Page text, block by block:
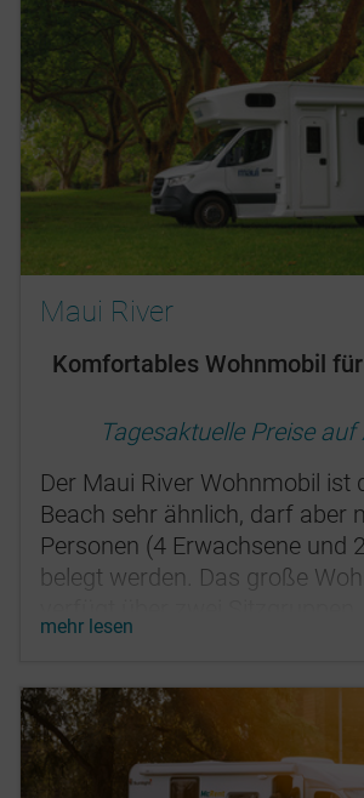
Maui River
Komfortables Wohnmobil
Tagesaktuelle Preise
Der Maui River Wohnmobil ist
Beach sehr ähnlich, darf aber
Personen (4 Erwachsene und
belegt werden. Das große
Doppelbetten und ist
mehr lesen